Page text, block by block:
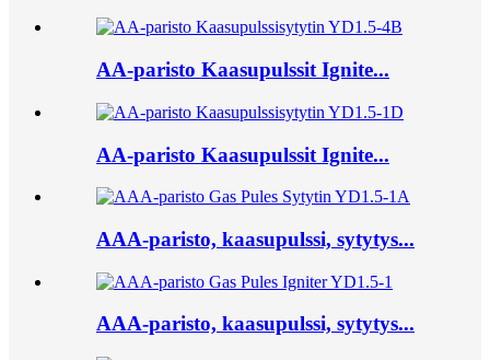
AA-paristo Kaasupulssit Ignite...
AA-paristo Kaasupulssit Ignite...
AAA-paristo, kaasupulssi, sytytys...
AAA-paristo, kaasupulssi, sytytys...